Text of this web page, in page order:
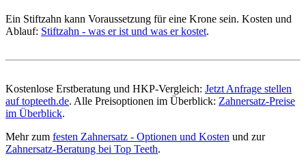
Ein Stiftzahn kann Voraussetzung für eine Krone sein. Kosten und
Ablauf: Stiftzahn - was er ist und was er kostet.
Kostenlose Erstberatung und HKP-Vergleich: Jetzt Anfrage stellen
auf topteeth.de. Alle Preisoptionen im Überblick: Zahnersatz-Preise
im Überblick.
Mehr zum festen Zahnersatz - Optionen und Kosten und zur
Zahnersatz-Beratung bei Top Teeth.